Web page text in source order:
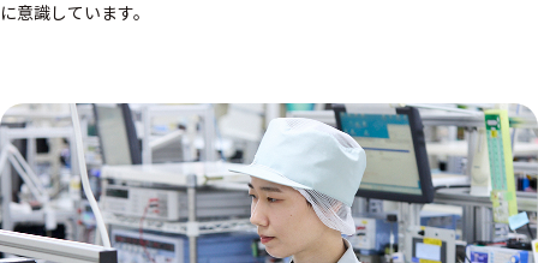
に意識しています。